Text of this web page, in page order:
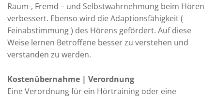
Raum-, Fremd – und Selbstwahrnehmung beim Hören
verbessert. Ebenso wird die Adaptionsfähigkeit (
Feinabstimmung ) des Hörens gefördert. Auf diese
Weise lernen Betroffene besser zu verstehen und
verstanden zu werden.
Kostenübernahme | Verordnung
Eine Verordnung für ein Hörtraining oder eine